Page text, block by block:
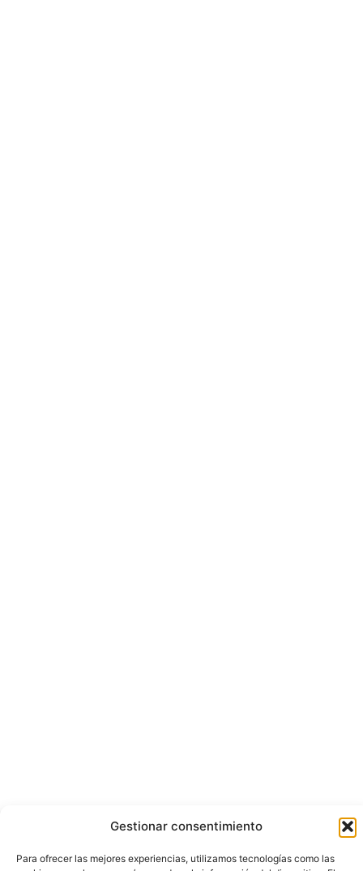
Gestionar consentimiento
Para ofrecer las mejores experiencias, utilizamos tecnologías como las